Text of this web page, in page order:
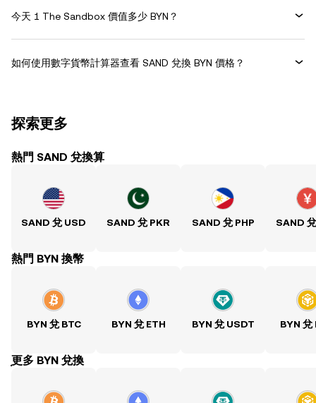
今天 1 The Sandbox 價值多少 BYN？
如何使用數字貨幣計算器查看 SAND 兌換 BYN 價格？
探索更多
熱門 SAND 兌換算
SAND 兌 USD SAND 兌 PKR SAND 兌 PHP SAND
熱門 BYN 換幣
BYN 兌 BTC BYN 兌 ETH BYN 兌 USDT BYN 兌
ִִִִִִִִִִִִִִִִִִִִִִִִִִִִִִִִִִִִִִִִִִִִִִִִ更多 BYN 兌換